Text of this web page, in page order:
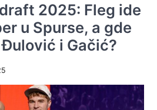
2025: Fleg ide
u Spurse, a gde
i Gačić?